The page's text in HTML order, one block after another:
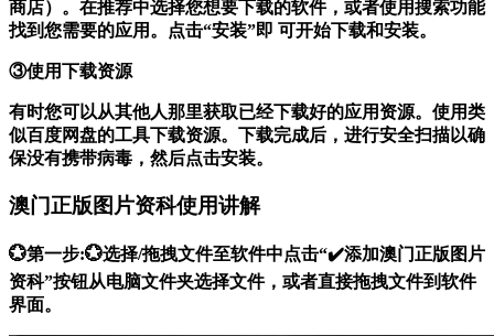
商店）。在推荐中选择您想要下载的软件，或者使用搜索功能
找到您需要的应用。点击“安装”即 可开始下载和安装。
③使用下载资源
有时您可以从其他人那里获取已经下载好的应用资源。使用类
似百度网盘的工具下载资源。下载完成后，进行安全扫描以确
保没有携带病毒，然后点击安装。
澳门正版图片资科使用讲解
💮第一步:💮选择/拖拽文件至软件中点击“✔️添加澳门正版图片
资科”按钮从电脑文件夹选择文件，或者直接拖拽文件到软件
界面。